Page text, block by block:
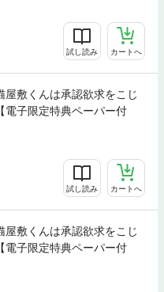
試し読み カートへ
屋敷くんは承認欲求をこじ
電子限定特典ペーパー付
試し読み カートへ
屋敷くんは承認欲求をこじ
電子限定特典ペーパー付